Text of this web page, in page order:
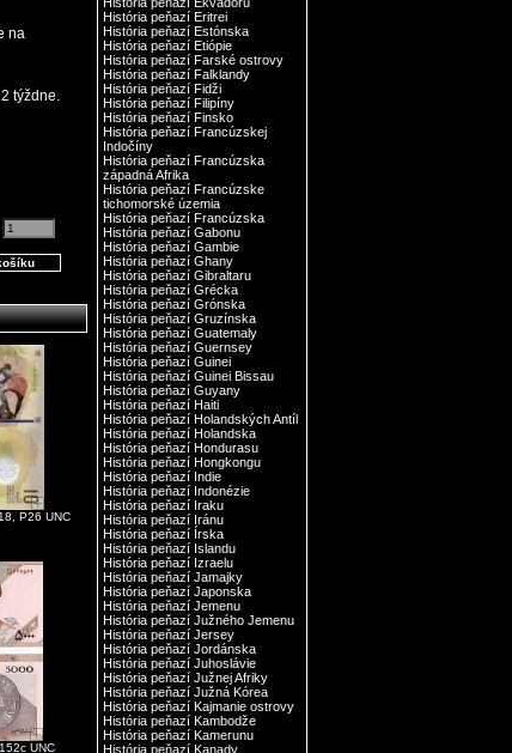
na
týždne.
P26 UNC
UNC
História peňazí Eritrei
História peňazí Estónska
História peňazí Etiópie
História peňazí Farské ostrovy
História peňazí Falklandy
História peňazí Fidži
História peňazí Filipíny
História peňazí Finsko
História peňazí Francúzskej
Indočíny
História peňazí Francúzska
západná Afrika
História peňazí Francúzske
tichomorské územia
História peňazí Francúzska
História peňazí Gabonu
História peňazí Gambie
História peňazí Ghany
História peňazí Gibraltaru
História peňazí Grécka
História peňazí Grónska
História peňazí Gruzínska
História peňazí Guatemaly
História peňazí Guernsey
História peňazí Guinei
História peňazí Guinei Bissau
História peňazí Guyany
História peňazí Haiti
História peňazí Holandských Antíl
História peňazí Holandska
História peňazí Hondurasu
História peňazí Hongkongu
História peňazí Indie
História peňazí Indonézie
História peňazí Iraku
História peňazí Iránu
História peňazí Írska
História peňazí Islandu
História peňazí Izraelu
História peňazí Jamajky
História peňazí Japonska
História peňazí Jemenu
História peňazí Južného Jemenu
História peňazí Jersey
História peňazí Jordánska
História peňazí Juhoslávie
História peňazí Južnej Afriky
História peňazí Južná Kórea
História peňazí Kajmanie ostrovy
História peňazí Kambodže
História peňazí Kamerunu
História peňazí Kanady